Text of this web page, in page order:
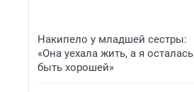
Накипело у младшей сестры:
«Она уехала жить, а я осталась
быть хорошей»